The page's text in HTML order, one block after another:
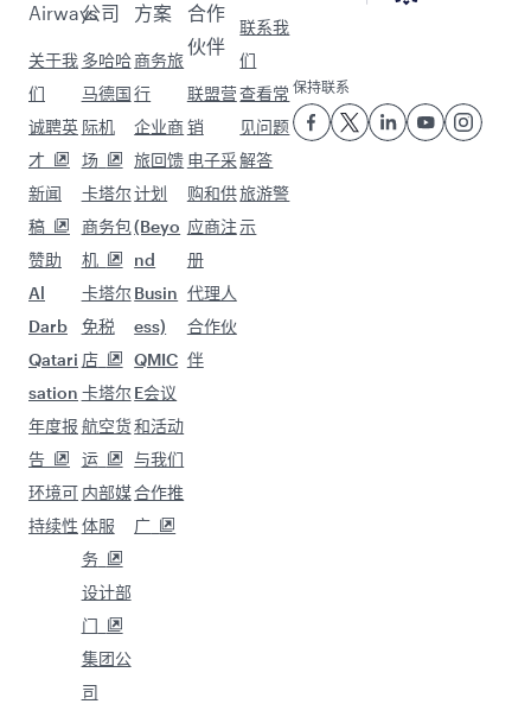
Airways
关于我
们
诚聘英
才
新闻
稿
赞助
Al
Darb
Qatari
sation
年度报
告
环境可
持续性
公司
多哈哈
马德国
际机
场
卡塔尔
商务包
机
卡塔尔
免税
店
卡塔尔
航空货
运
内部媒
体服
务
设计部
门
集团公
司
方案
商务旅
行
企业商
旅回馈
计划
(Beyo
nd
Busin
ess)
QMIC
E会议
和活动
与我们
合作推
广
合作
伙伴
联盟营
销
电子采
购和供
应商注
册
代理人
合作伙
伴
联系我
们
查看常
见问题
解答
旅游警
示
保持联系